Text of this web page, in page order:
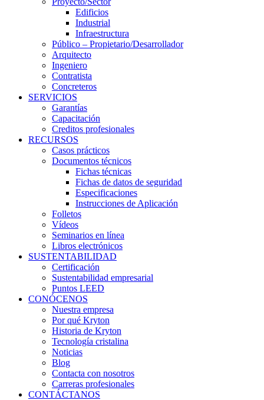
Edificios
Industrial
Infraestructura
Público – Propietario/Desarrollador
Arquitecto
Ingeniero
Contratista
Concreteros
SERVICIOS
Garantías
Capacitación
Creditos profesionales
RECURSOS
Casos prácticos
Documentos técnicos
Fichas técnicas
Fichas de datos de seguridad
Especificaciones
Instrucciones de Aplicación
Folletos
Vídeos
Seminarios en línea
Libros electrónicos
SUSTENTABILIDAD
Certificación
Sustentabilidad empresarial
Puntos LEED
CONÓCENOS
Nuestra empresa
Por qué Kryton
Historia de Kryton
Tecnología cristalina
Noticias
Blog
Contacta con nosotros
Carreras profesionales
CONTÁCTANOS